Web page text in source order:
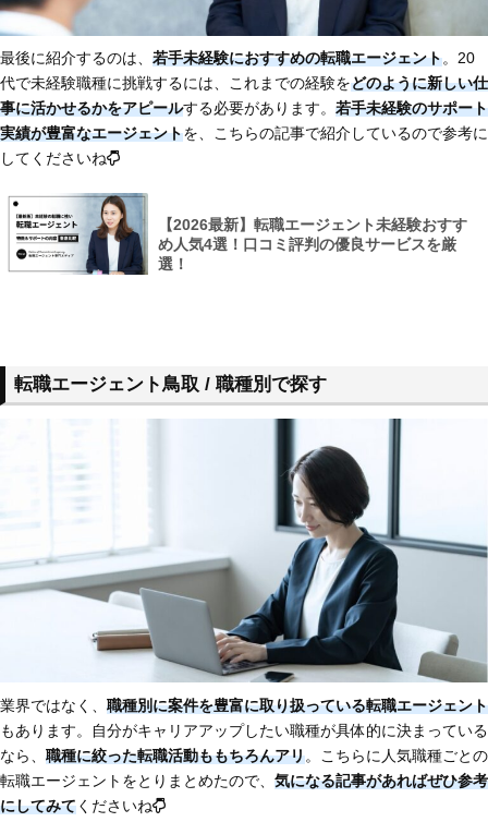
最後に紹介するのは、 若手未経験におすすめの転職エージェント。20
代で未経験職種に挑戦するには、これまでの経験をどのように新しい仕
事に活かせるかをアピールする必要があります。 若手未経験のサポート
実績が豊富なエージェントを、こちらの記事で紹介しているので参考に
してくださいね
【2026最新】転職エージェント未経験おすす
め人気4選！口コミ評判の優良サービスを厳
選！
転職エージェント鳥取 / 職種別で探す
業界ではなく、 職種別に案件を豊富に取り扱っている転職エージェント
もあります。自分がキャリアアップしたい職種が具体的に決まっている
なら、 職種に絞った転職活動ももちろんアリ。こちらに人気職種ごとの
転職エージェントをとりまとめたので、 気になる記事があればぜひ参考
にしてみてくださいね